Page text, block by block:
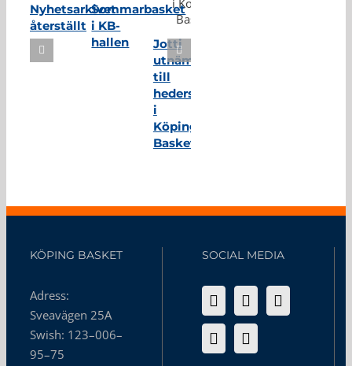
Nyhetsarkivet
återställt
Sommarbasket
i KB-
hallen
Jotti
utnämnd
till
hedersmedlem
i
Köping
Basket
KÖPING BASKET
Adress:
Sveavägen 25A
Swish: 123–006–
95–75
SOCIAL MEDIA